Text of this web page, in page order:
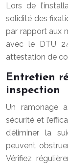
Lors de
solidité des
par rapport aux
avec le DTU
attestation de
Entretien
inspection
Un ramonage
sécurité et
d’éliminer la
peuvent
Vérifiez